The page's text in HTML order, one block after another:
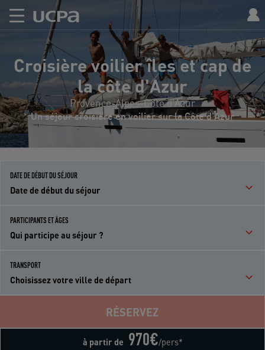
Croisière voilier îles et cap de
la côte d'Azur
Provence-Alpes-Côte d'Azur
Un séjour croisière en voilier sur la Côte d'Azur
DATE DE DÉBUT DU SÉJOUR
Date de début du séjour
PARTICIPANTS ET ÂGES
Qui participe au séjour ?
TRANSPORT
Choisissez votre ville de départ
à partir de 970€/pers*
RÉSERVEZ